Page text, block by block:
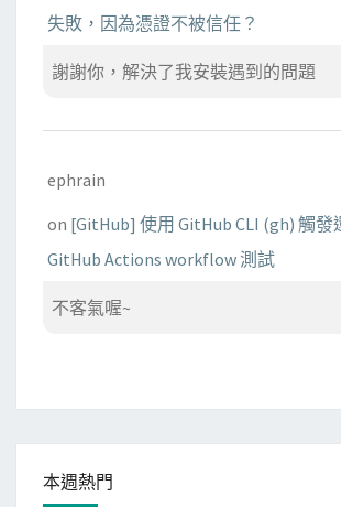
失敗，因為憑證不被信任？
謝謝你，解決了我安裝遇到的問題
ephrain
on [GitHub] 使用 GitHub CLI (gh) 觸發
GitHub Actions workflow 測試
不客氣喔~
本週熱門